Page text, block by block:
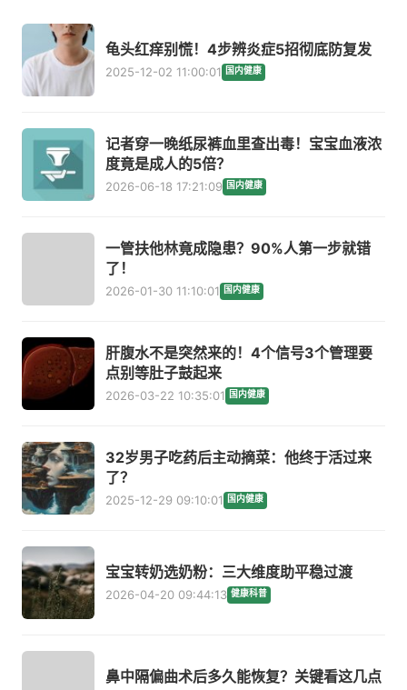
龟头红痒别慌！4步辨炎症5招彻底防复发
2025-12-02 11:00:01 国内健康
记者穿一晚纸尿裤血里查出毒！宝宝血液浓
度竟是成人的5倍？
2026-06-18 17:21:09 国内健康
一管扶他林竟成隐患？90%人第一步就错
了！
2026-01-30 11:10:01 国内健康
肝腹水不是突然来的！4个信号3个管理要
点别等肚子鼓起来
2026-03-22 10:35:01 国内健康
32岁男子吃药后主动摘菜：他终于活过来
了？
2025-12-29 09:10:01 国内健康
宝宝转奶选奶粉：三大维度助平稳过渡
2026-04-20 09:44:13 健康科普
鼻中隔偏曲术后多久能恢复？关键看这几点